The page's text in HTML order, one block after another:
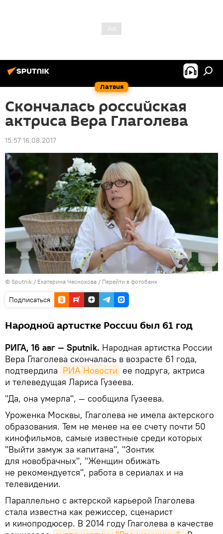
Латвия
Скончалась российская
актриса Вера Глаголева
15:57 16.08.2017
© Sputnik / Екатерина Чеснокова / Перейти в фотобанк
Подписаться
Народной артистке России был 61 год
РИГА, 16 авг — Sputnik. Народная артистка России
Вера Глаголева скончалась в возрасте 61 года,
подтвердила РИА Новости ее подруга, актриса
и телеведущая Лариса Гузеева.
"Да, она умерла", — сообщила Гузеева.
Уроженка Москвы, Глаголева не имела актерского
образования. Тем не менее на ее счету почти 50
кинофильмов, самые известные среди которых
"Выйти замуж за капитана", "Зонтик
для новобрачных", "Женщин обижать
не рекомендуется", работа в сериалах и на
телевидении.
Параллельно с актерской карьерой Глаголева
стала известна как режиссер, сценарист
и кинопродюсер. В 2014 году Глаголева в качестве